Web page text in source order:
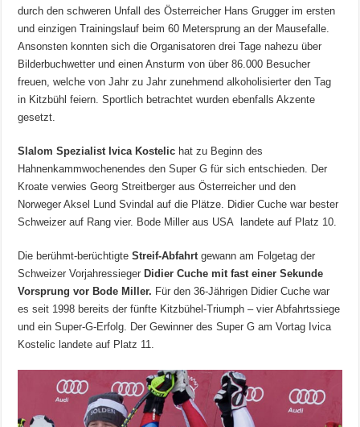
durch den schweren Unfall des Österreicher Hans Grugger im ersten
und einzigen Trainingslauf beim 60 Metersprung an der Mausefalle.
Ansonsten konnten sich die Organisatoren drei Tage nahezu über
Bilderbuchwetter und einen Ansturm von über 86.000 Besucher
freuen, welche von Jahr zu Jahr zunehmend alkoholisierter den Tag
in Kitzbühl feiern. Sportlich betrachtet wurden ebenfalls Akzente
gesetzt.
Slalom Spezialist Ivica Kostelic hat zu Beginn des
Hahnenkammwochenendes den Super G für sich entschieden. Der
Kroate verwies Georg Streitberger aus Österreicher und den
Norweger Aksel Lund Svindal auf die Plätze. Didier Cuche war bester
Schweizer auf Rang vier. Bode Miller aus USA landete auf Platz 10.
Die berühmt-berüchtigteStreif-Abfahrtgewann am Folgetag der
Schweizer Vorjahressieger Didier Cuche mit fast einer Sekunde
Vorsprung vor Bode Miller. Für den 36-Jährigen Didier Cuche war
es seit 1998 bereits der fünfte Kitzbühel-Triumph – vier Abfahrtssiege
und ein Super-G-Erfolg. Der Gewinner des Super G am Vortag Ivica
Kostelic landete auf Platz 11.